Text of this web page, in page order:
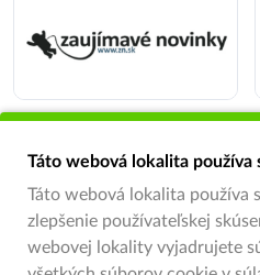
Táto webová lokalita používa
Táto webová lokalita používa
zlepšenie používateľskej
webovej lokality vyjadrujete